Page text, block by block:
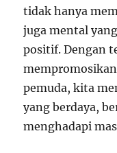
tidak hanya
juga mental
positif. Dengan
pemuda, kita
yang berdaya,
menghadapi